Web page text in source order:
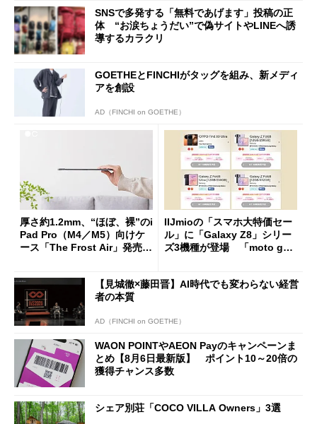
SNSで多発する「無料であげます」投稿の正
体 “お涙ちょうだい”で偽サイトやLINEへ誘
導するカラクリ
GOETHEとFINCHIがタッグを組み、新メディ
アを創設
AD（FINCHI on GOETHE）
厚さ約1.2mm、“ほぼ、裸”のi
Pad Pro（M4／M5）向けケ
ース「The Frost Air」発売
IIJmioの「スマホ大特価セー
ル」に「Galaxy Z8」シリー
ズ3機種が登場 「moto g37
【見城徹×藤田晋】AI時代でも変わらない経営
者の本質
AD（FINCHI on GOETHE）
WAON POINTやAEON Payのキャンペーンま
とめ【8月6日最新版】 ポイント10～20倍の
獲得チャンス多数
シェア別荘「COCO VILLA Owners」3選